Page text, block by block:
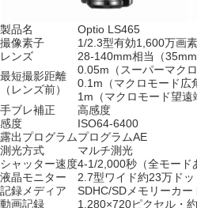
製品名
Optio LS465
撮像素子
1/2.3型有効1,600万画
レンズ
28-140mm相当（
最短撮影距離
（レンズ前）
0.05m（スーパーマク
0.1m（マクロモード広
1m（マクロモード望遠
手ブレ補正
高感度
感度
ISO64-6400
露出プログラムプログラムAE
測光方式
マルチ測光
シャッター速度4-1/2,000秒（全モード
液晶モニター
2.7型ワイド約23万ドッ
記録メディア
SDHC/SDメモリーカー
動画記録
1,280×720ピクセル・